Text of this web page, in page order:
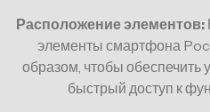
Расположение элементов:
элементы смартфона
образом, чтобы обеспечить
быстрый доступ к